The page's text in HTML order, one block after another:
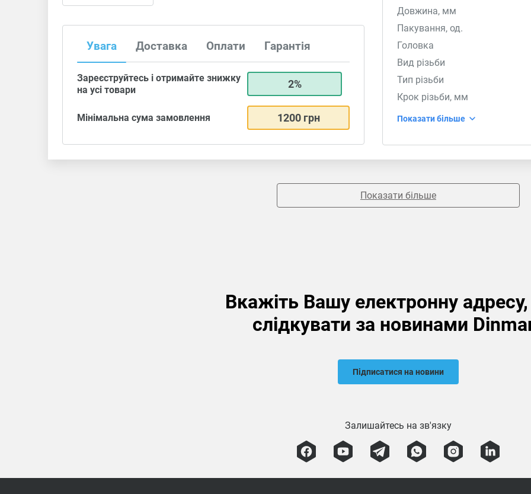
Увага Доставка Оплати Гарантія
Зареєструйтесь і отримайте знижку
на усі товари
2%
Мінімальна сума замовлення 1200 грн
Довжина, мм
Пакування, од.
Головка
Вид різьби
Тип різьби
Крок різьби, мм
Показати більше
Показати більше
Вкажіть Вашу електронну
слідкувати за новинами
Підписатися на новини
Залишайтесь на зв'язку